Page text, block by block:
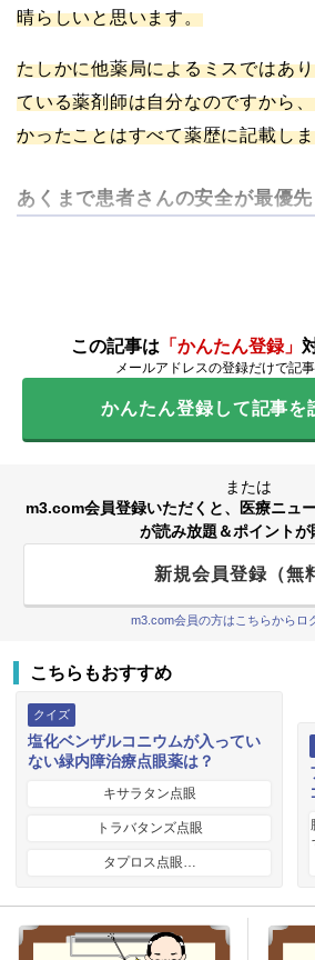
晴らしいと思います。
たしかに他薬局によるミスではあ
ている薬剤師は自分なのですから
かったことはすべて薬歴に記載し
あくまで患者さんの安全が最優先
この記事は 「かんたん登録」
メールアドレスの登録だけで記
かんたん登録して記事を
または
m3.com会員登録いただくと、医療ニュ
が読み放題＆ポイントが
新規会員登録（無
m3.com会員の方はこちらからロ
こちらもおすすめ
クイズ
塩化ベンザルコニウムが入ってい
ない緑内障治療点眼薬は？
キサラタン点眼
トラバタンズ点眼
タプロス点眼…